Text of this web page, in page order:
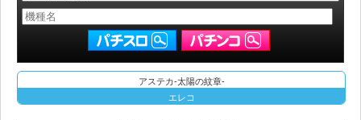
アステカ-太陽の紋章-
エレコ